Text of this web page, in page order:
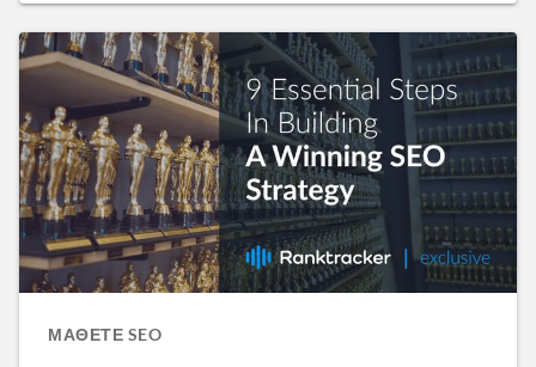
ΜΆΘΕΤΕ SEO